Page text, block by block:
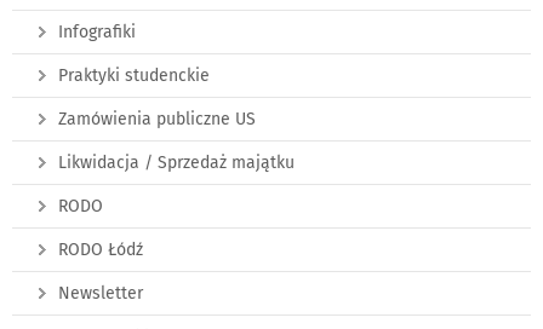
Infografiki
Praktyki studenckie
Zamówienia publiczne US
Likwidacja / Sprzedaż majątku
RODO
RODO Łódź
Newsletter